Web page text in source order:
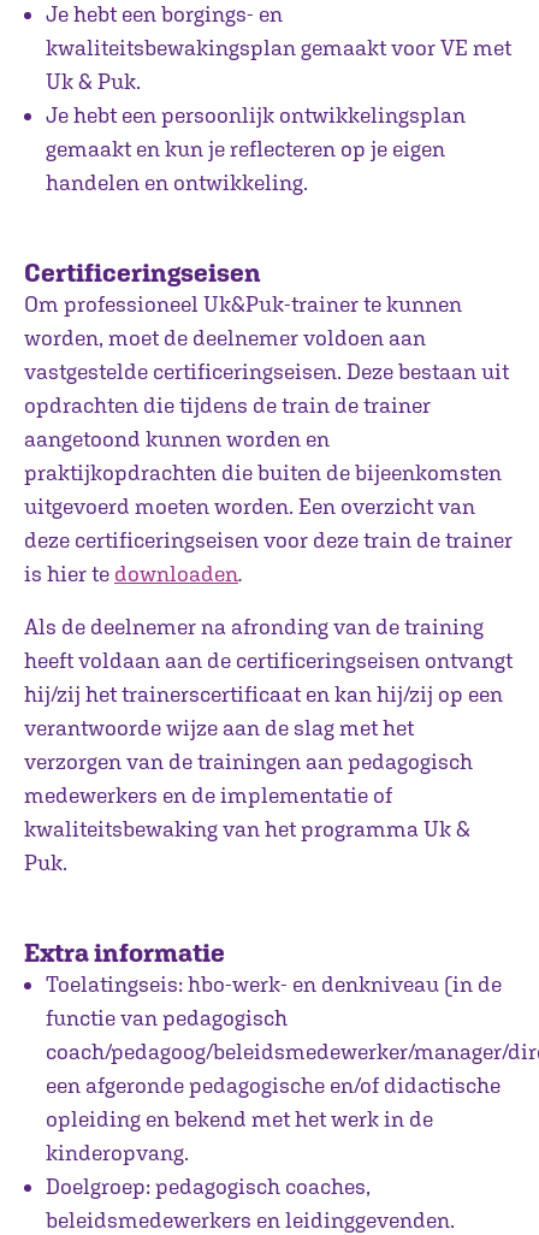
Je hebt een borgings- en
kwaliteitsbewakingsplan gemaakt voor VE met
Uk & Puk.
Je hebt een persoonlijk ontwikkelingsplan
gemaakt en kun je reflecteren op je eigen
handelen en ontwikkeling.
Certificeringseisen
Om professioneel Uk&Puk-trainer te kunnen
worden, moet de deelnemer voldoen aan
vastgestelde certificeringseisen. Deze bestaan uit
opdrachten die tijdens de train de trainer
aangetoond kunnen worden en
praktijkopdrachten die buiten de bijeenkomsten
uitgevoerd moeten worden. Een overzicht van
deze certificeringseisen voor deze train de trainer
is hier te downloaden.
Als de deelnemer na afronding van de training
heeft voldaan aan de certificeringseisen ontvangt
hij/zij het trainerscertificaat en kan hij/zij op een
verantwoorde wijze aan de slag met het
verzorgen van de trainingen aan pedagogisch
medewerkers en de implementatie of
kwaliteitsbewaking van het programma Uk &
Puk.
Extra informatie
Toelatingseis: hbo-werk- en denkniveau (in de
functie van pedagogisch
coach/pedagoog/beleidsmedewerker/manager/
een afgeronde pedagogische en/of didactische
opleiding en bekend met het werk in de
kinderopvang.
Doelgroep: pedagogisch coaches,
beleidsmedewerkers en leidinggevenden.